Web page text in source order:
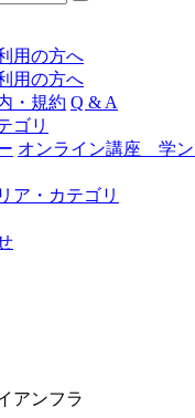
用の方へ
用の方へ
・規約 Q & A
ゴリ
オンライン講座 学ン
ア・カテゴリ
アンフラ